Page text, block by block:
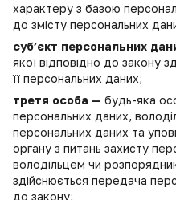
характеру з базою
до змісту персональних
суб’єкт персональних
якої відповідно до закону
її персональних даних;
третя особа — будь-яка
персональних даних,
персональних даних та
органу з питань захисту
володільцем чи
здійснюється передача
до закону;